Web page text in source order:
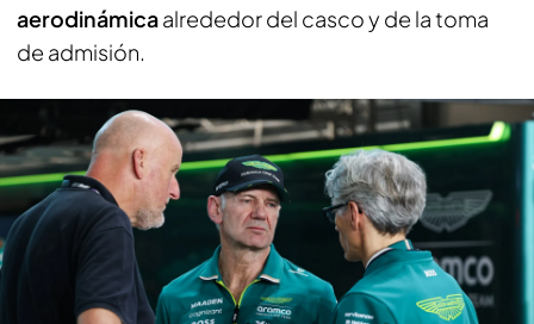
aerodinámicaalrededor del casco y de la toma
de admisión.